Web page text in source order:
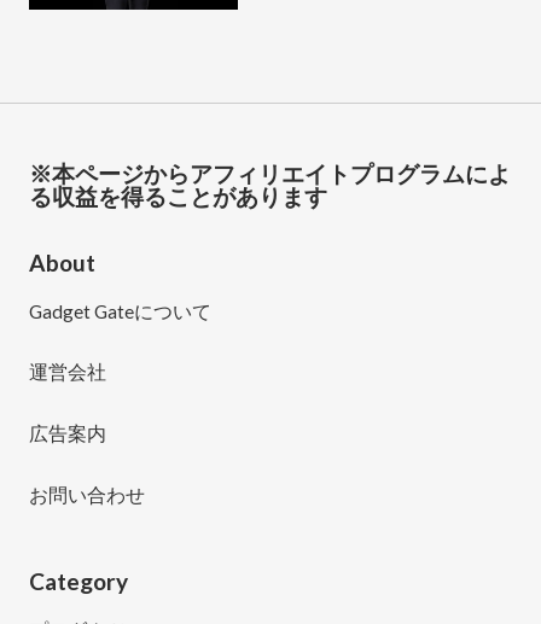
※本ページからアフィリエイトプログラムによ
る収益を得ることがあります
About
Gadget Gateについて
運営会社
広告案内
お問い合わせ
Category